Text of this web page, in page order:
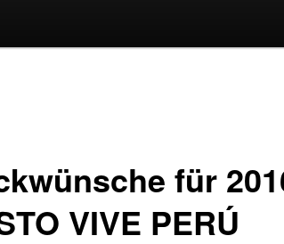
für
VIVE PERÚ